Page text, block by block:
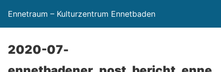
Ennetraum – Kulturzentrum Ennetbaden
2020-07-